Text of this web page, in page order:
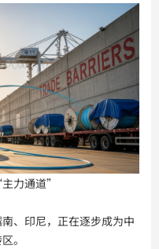
力通道”
、印尼，正在逐步成为中
。